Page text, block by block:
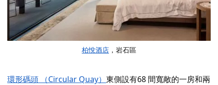
柏悅酒店 ，岩石區
環形碼頭 （Circular Quay） 東側設有68 間寬敞的一房和兩